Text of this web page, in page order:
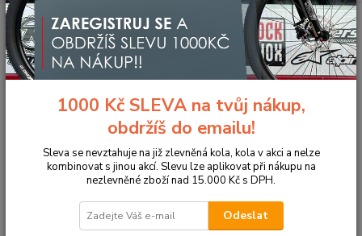
Úvod Komponenty na kolo Brzdy Brzdové destičky
Brzdové
destičky MAX1 Avid Code
Brzdové destičky MAX1 Avid Code
1000 Kč SLEVA na tvůj nákup,
obdržíš do emailu!
Sleva se nevztahuje na již zlevněná kola, kola v akci a nelze
kombinovat s jinou akcí. Slevu lze aplikovat při nákupu na
nezlevněné zboží nad 15.000 Kč s DPH.
Odeslat